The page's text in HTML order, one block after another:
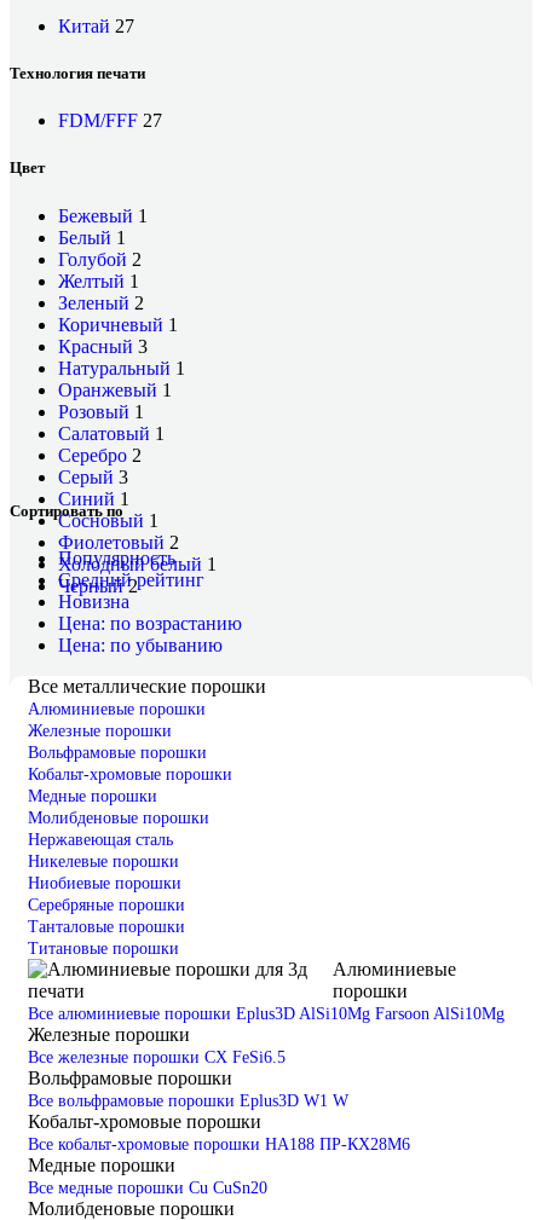
Китай 27
Технология печати
FDM/FFF 27
Цвет
Бежевый 1
Белый 1
Голубой 2
Желтый 1
Зеленый 2
Коричневый 1
Красный 3
Натуральный 1
Оранжевый 1
Розовый 1
Салатовый 1
Серебро 2
Серый 3
Синий 1
Сосновый 1
Фиолетовый 2
Холодный белый 1
Черный 2
Сортировать по
Популярность
Средний рейтинг
Новизна
Цена: по возрастанию
Цена: по убыванию
Все металлические порошки
Алюминиевые порошки
Железные порошки
Вольфрамовые порошки
Кобальт-хромовые порошки
Медные порошки
Молибденовые порошки
Нержавеющая сталь
Никелевые порошки
Ниобиевые порошки
Серебряные порошки
Танталовые порошки
Титановые порошки
Алюминиевые
порошки
Все алюминиевые порошки Eplus3D AlSi10Mg Farsoon AlSi10Mg
Железные порошки
Все железные порошки CX FeSi6.5
Вольфрамовые порошки
Все вольфрамовые порошки Eplus3D W1 W
Кобальт-хромовые порошки
Все кобальт-хромовые порошки HA188 ПР-КХ28М6
Медные порошки
Все медные порошки Cu CuSn20
Молибденовые порошки